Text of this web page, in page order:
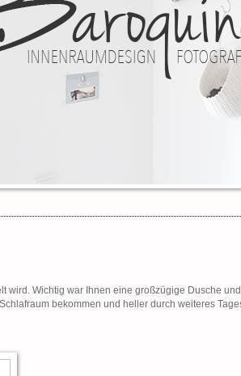
wird. Wichtig war Ihnen eine großzügige Dusche
bekommen und heller durch weiteres